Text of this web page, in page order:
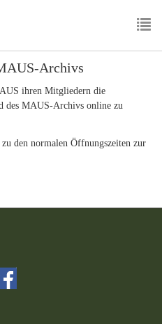
Archivs
ihren Mitgliedern die
des MAUS-Archivs online zu
den normalen Öffnungszeiten zur